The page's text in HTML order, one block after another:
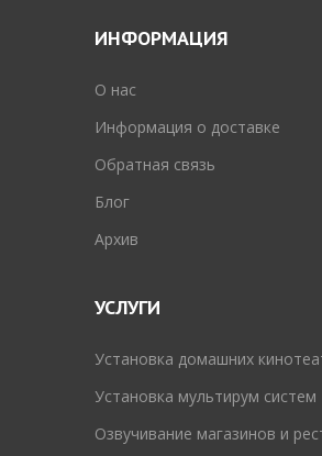
ИНФОРМАЦИЯ
O нас
Информация о доставке
Обратная связь
Блог
Архив
УСЛУГИ
Установка домашних
Установка мультирум систем
Озвучивание магазинов и